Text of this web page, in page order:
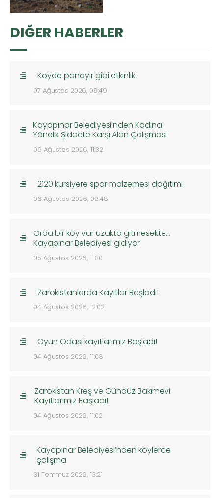
DIĞER HABERLER
Köyde panayır gibi etkinlik
07 Ağustos 2026, 09:49
Kayapınar Belediyesi'nden Kadına
Yönelik Şiddete Karşı Alan Çalışması
06 Ağustos 2026, 11:32
2120 kursiyere spor malzemesi dağıtımı
06 Ağustos 2026, 08:48
Orda bir köy var uzakta gitmesekte…
Kayapınar Belediyesi gidiyor
05 Ağustos 2026, 11:30
Zarokistanlarda Kayıtlar Başladı!
04 Ağustos 2026, 12:02
Oyun Odası kayıtlarımız Başladı!
04 Ağustos 2026, 11:08
Zarokistan Kreş ve Gündüz Bakımevi
Kayıtlarımız Başladı!
04 Ağustos 2026, 11:02
Kayapınar Belediyesi’nden köylerde
çalışma
31 Temmuz 2026, 13:21